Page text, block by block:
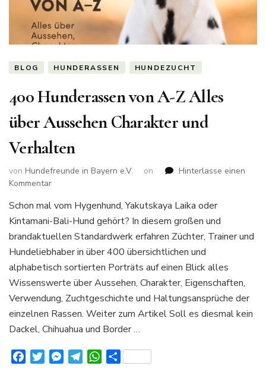
BLOG HUNDERASSEN HUNDEZUCHT
400 Hunderassen von A-Z Alles
über Aussehen Charakter und
Verhalten
von Hundefreunde in Bayern e.V. on
Hinterlasse einen
Kommentarzu
Hunderassen
von
A-
Alles
über
Aussehen
Charakter
und
Verhalten
Schon mal vom Hygenhund, Yakutskaya Laika oder
Kintamani-Bali-Hund gehört? In diesem großen und
brandaktuellen Standardwerk erfahren Züchter, Trainer und
Hundeliebhaber in über 400 übersichtlichen und
alphabetisch sortierten Porträts auf einen Blick alles
Wissenswerte über Aussehen, Charakter, Eigenschaften,
Verwendung, Zuchtgeschichte und Haltungsansprüche der
einzelnen Rassen. Weiter zum Artikel Soll es diesmal kein
Dackel, Chihuahua und Border …
FacebookTwitterMessenger
TelegramWhatsApp
Teilen